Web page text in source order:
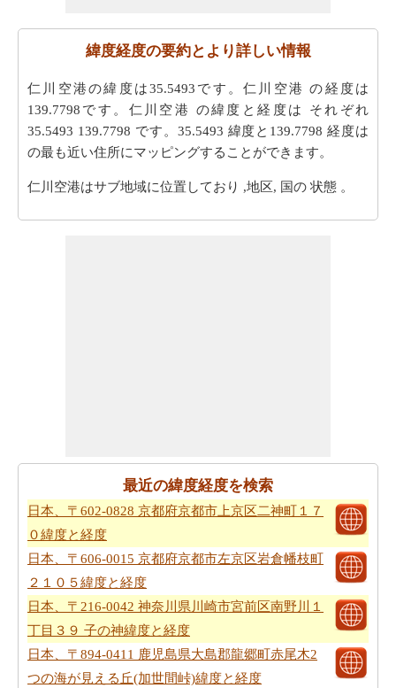
緯度経度の要約とより詳しい情報
仁川空港の緯度は35.5493です。仁川空港 の経度は
139.7798です。仁川空港 の緯度と経度は それぞれ
35.5493 139.7798 です。35.5493 緯度と139.7798 経度は
の最も近い住所にマッピングすることができます。
仁川空港はサブ地域に位置しており ,地区, 国の 状態 。
最近の緯度経度を検索
日本、〒602-0828 京都府京都市上京区二神町１７
０緯度と経度
日本、〒606-0015 京都府京都市左京区岩倉幡枝町
２１０５緯度と経度
日本、〒216-0042 神奈川県川崎市宮前区南野川１
丁目３９ 子の神緯度と経度
日本、〒894-0411 鹿児島県大島郡龍郷町赤尾木2
つの海が見える丘(加世間峠)緯度と経度